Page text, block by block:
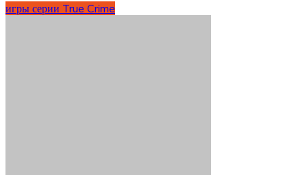
игры серии True Crime